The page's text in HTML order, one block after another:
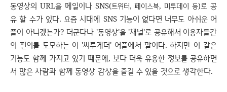
동영상의 URL을 메일이나 SNS(트위터, 페이스북, 미투데이 등)로 공
유 할 수가 있다. 요즘 시대에 SNS 기능이 없다면 너무도 아쉬운 어
플이 아니겠는가? 더군다나 '동영상'을 '채널'로 공유해서 이용자들간
의 편의를 도모하는 이 '씨투게더' 어플에서 말이다. 하지만 이 같은
기능도 함께 가지고 있기 때문에, 보다 더욱 유용한 정보를 공유하면
서 많은 사람과 함께 동영상 감상을 즐길 수 있을 것으로 생각한다.